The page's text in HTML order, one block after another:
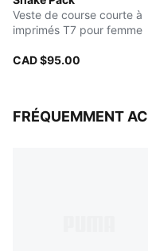
Veste de course courte à
imprimés T7 pour femme
CAD $95.00
FRÉQUEMMENT